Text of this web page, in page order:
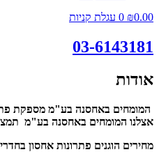
₪0.00
0 עגלת קניות
03-6143181
אודות
המומחים באחסנה בע"מ מספקת
אצלנו המומחים באחסנה בע"מ תמצאו כי בעזרת תכנון נכון ויעוץ
מחירים הוגנים פתרונות אחסון בחדרים ב 40 גדלים שונים . מחסנים לעסקים בהתאמה מלאה לפי דרישה ועוד. אלה רק חלק מהפתרונות הייחודיים